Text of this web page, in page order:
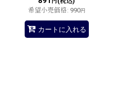
希望小売価格: 990円
カートに入れる